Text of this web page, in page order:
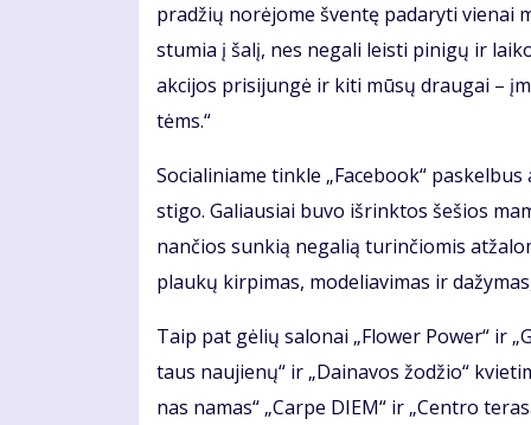
pra­džių no­rė­jo­me šven­tę pa­da­ry­ti vie­nai
stu­mia į ša­lį, nes ne­ga­li leis­ti pi­ni­gų ir
ak­ci­jos pri­si­jun­gė ir ki­ti mū­sų drau­gai –
tėms.“
So­cia­li­nia­me tin­kle „Fa­ce­bo­ok“
sti­go. Ga­liau­siai bu­vo iš­rink­tos še­šios
nan­čios sun­kią ne­ga­lią tu­rin­čio­mis
plau­kų kir­pi­mas, mo­de­lia­vi­mas ir
Taip pat gė­lių sa­lo­nai „Flo­wer Po­wer“ ir
taus nau­jie­nų“ ir „Dai­na­vos žo­džio“
nas na­mas“ „Car­pe DIEM“ ir „Cen­tro